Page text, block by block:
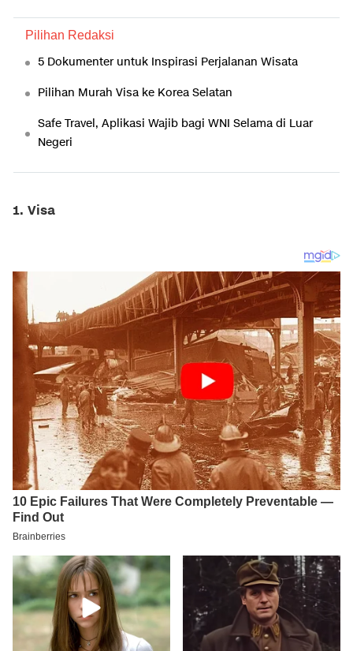
Pilihan Redaksi
5 Dokumenter untuk Inspirasi Perjalanan Wisata
Pilihan Murah Visa ke Korea Selatan
Safe Travel, Aplikasi Wajib bagi WNI Selama di Luar
Negeri
1. Visa